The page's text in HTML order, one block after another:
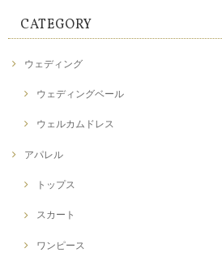
CATEGORY
ウェディング
ウェディングベール
ウェルカムドレス
アパレル
トップス
スカート
ワンピース